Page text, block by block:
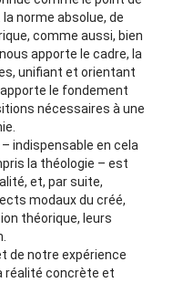
norme absolue, de
comme aussi, bien
apporte le cadre, la
unifiant et orientant
le fondement
nécessaires à une
indispensable en cela
la théologie – est
et, par suite,
modaux du créé,
théorique, leurs
de notre expérience
réalité concrète et